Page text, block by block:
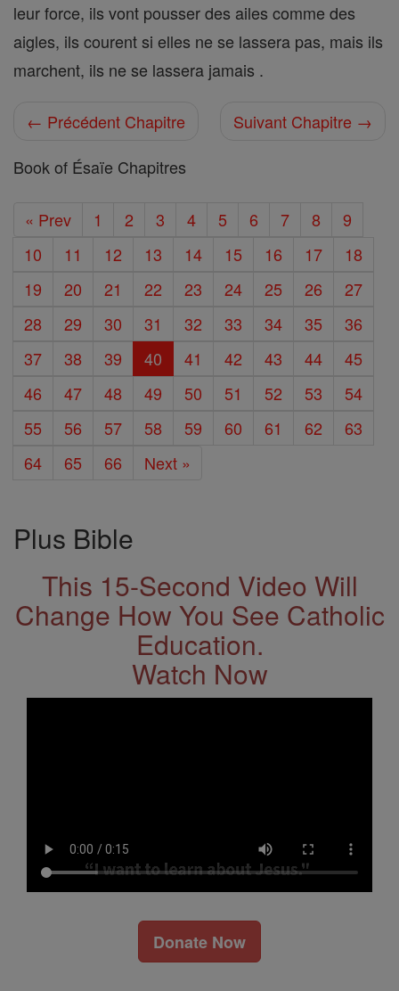
leur force, ils vont pousser des ailes comme des
aigles, ils courent si elles ne se lassera pas, mais ils
marchent, ils ne se lassera jamais .
← Précédent Chapitre
Suivant Chapitre →
Book of Ésaïe Chapitres
« Prev 1 2 3 4 5 6 7 8
9
10
11 12 13 14 15 16 17
18
19
20 21 22 23 24 25 26
27
28
29 30 31 32 33 34 35
36
37
38 39 40 41 42 43 44
45
46
47 48 49 50 51 52 53
54
55
56 57 58 59 60 61 62
63
64
65 66 Next »
Plus Bible
This 15-Second Video Will
Change How You See Catholic
Education.
Watch Now
Donate Now